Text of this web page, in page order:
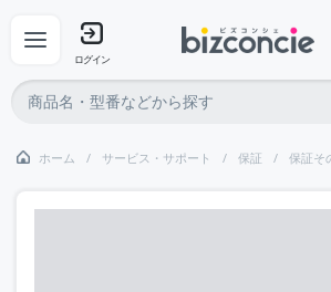
ログイン
ホーム サービス・サポート 保証 保証そ